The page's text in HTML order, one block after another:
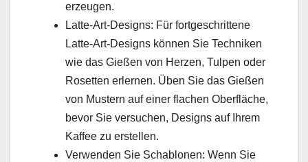
erzeugen.
Latte-Art-Designs: Für fortgeschrittene
Latte-Art-Designs können Sie Techniken
wie das Gießen von Herzen, Tulpen oder
Rosetten erlernen. Üben Sie das Gießen
von Mustern auf einer flachen Oberfläche,
bevor Sie versuchen, Designs auf Ihrem
Kaffee zu erstellen.
Verwenden Sie Schablonen: Wenn Sie